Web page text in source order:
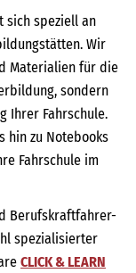
sich speziell an
Wir
Materialien für die
sondern
Ihrer Fahrschule.
hin zu Notebooks
Fahrschule im
Berufskraftfahrer-
spezialisierter
CLICK & LEARN